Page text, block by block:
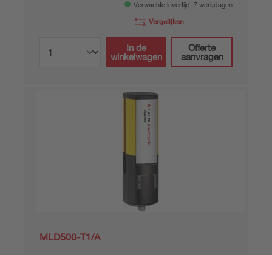
Verwachte levertijd: 7 werkdagen
Vergelijken
In de
winkelwagen
Offerte
aanvragen
MLD500-T1/A